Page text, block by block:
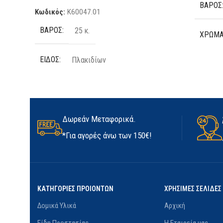
Κωδικός: K60047.01
ΒΆΡΟΣ 25 κ.
ΕΊΔΟΣ Πλακιδίων
ΚΑΤΑΣΚΕΥΑΣΤΉΣ Kerakoll
ΒΆΡΟΣ
ΧΡΏΜΑ
Δωρεάν Μεταφορικά.
*Για αγορές άνω των 150€!
ΚΑΤΗΓΟΡΙΕΣ ΠΡΟΙΟΝΤΩΝ
Δομικά Υλικά
ΧΡΗΣΙΜΕΣ ΣΕΛΙΔΕΣ
Αρχική